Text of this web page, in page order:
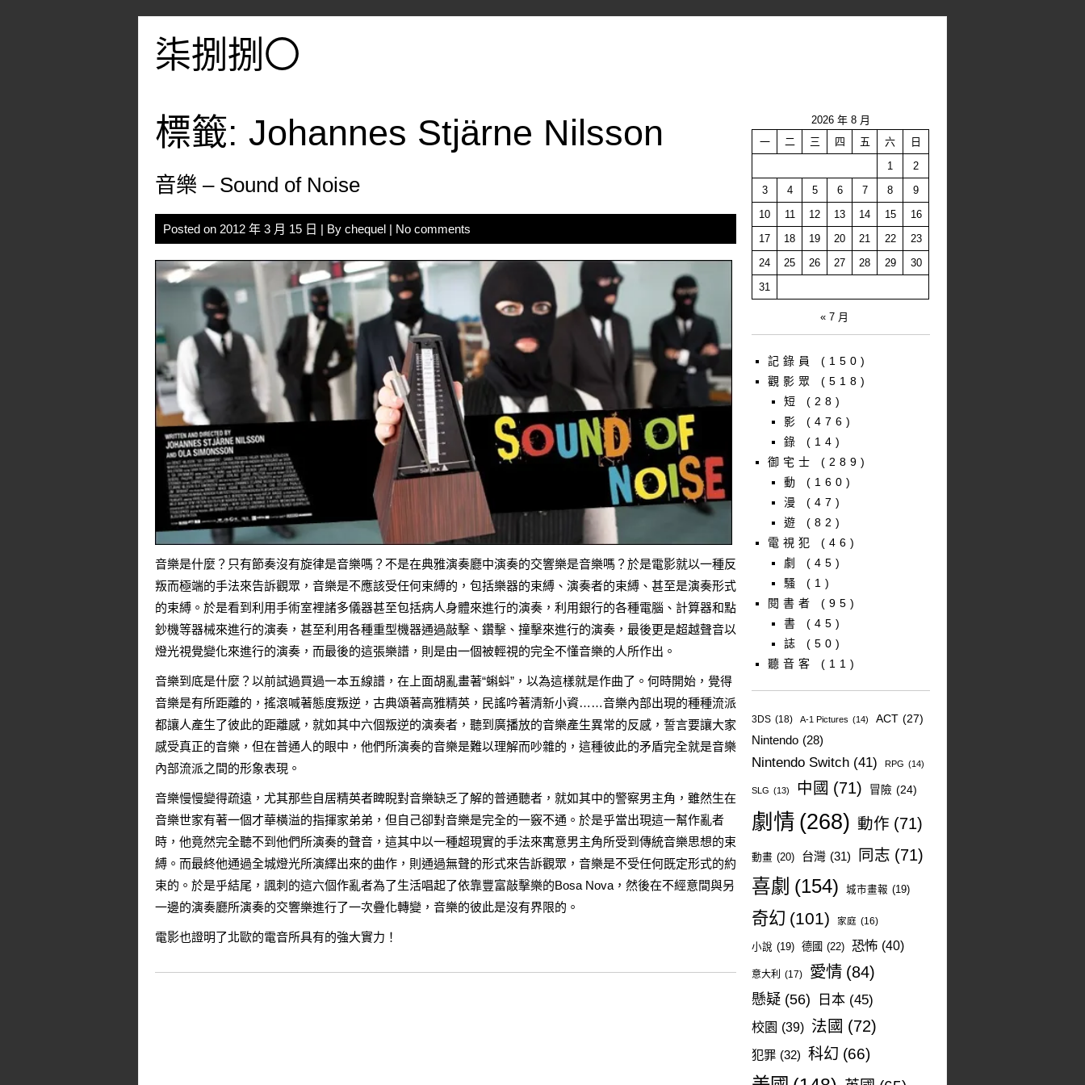
柒捌捌〇
標籤: Johannes Stjärne Nilsson
音樂 – Sound of Noise
Posted on 2012 年 3 月 15 日 | By chequel | No comments
音樂是什麼？只有節奏沒有旋律是音樂嗎？不是在典雅演奏廳中演奏的交響樂是音樂嗎？於是電影就以一種反
叛而極端的手法來告訴觀眾，音樂是不應該受任何束縛的，包括樂器的束縛、演奏者的束縛、甚至是演奏形式
的束縛。於是看到利用手術室裡諸多儀器甚至包括病人身體來進行的演奏，利用銀行的各種電腦、計算器和點
鈔機等器械來進行的演奏，甚至利用各種重型機器通過敲擊、鑽擊、撞擊來進行的演奏，最後更是超越聲音以
燈光視覺變化來進行的演奏，而最後的這張樂譜，則是由一個被輕視的完全不懂音樂的人所作出。
音樂到底是什麼？以前試過買過一本五線譜，在上面胡亂畫著“蝌蚪”，以為這樣就是作曲了。何時開始，覺得
音樂是有所距離的，搖滾喊著態度叛逆，古典頌著高雅精英，民謠吟著清新小資……音樂內部出現的種種流派
都讓人產生了彼此的距離感，就如其中六個叛逆的演奏者，聽到廣播放的音樂產生異常的反感，誓言要讓大家
感受真正的音樂，但在普通人的眼中，他們所演奏的音樂是難以理解而吵雜的，這種彼此的矛盾完全就是音樂
內部流派之間的形象表現。
音樂慢慢變得疏遠，尤其那些自居精英者睥睨對音樂缺乏了解的普通聽者，就如其中的警察男主角，雖然生在
音樂世家有著一個才華橫溢的指揮家弟弟，但自己卻對音樂是完全的一竅不通。於是乎當出現這一幫作亂者
時，他竟然完全聽不到他們所演奏的聲音，這其中以一種超現實的手法來寓意男主角所受到傳統音樂思想的束
縛。而最終他通過全城燈光所演繹出來的曲作，則通過無聲的形式來告訴觀眾，音樂是不受任何既定形式的約
束的。於是乎結尾，諷刺的這六個作亂者為了生活唱起了依靠豐富敲擊樂的Bosa Nova，然後在不經意間與另
一邊的演奏廳所演奏的交響樂進行了一次疊化轉變，音樂的彼此是沒有界限的。
電影也證明了北歐的電音所具有的強大實力！
2026 年 8 月
一
二 三 四 五 六
日
1
2
3
4 5 6 7 8
9
10
11 12 13 14 15
16
17
18 19 20 21 22
23
24
25 26 27 28 29
30
31
« 7 月
記錄員
(150)
觀影眾
(518)
短
(28)
影
(476)
錄
(14)
御宅士
(289)
動
(160)
漫
(47)
遊
(82)
電視犯
(46)
劇
(45)
騷
(1)
閱書者
(95)
書
(45)
誌
(50)
聽音客
(11)
3DS (18) A-1 Pictures (14) ACT (27)
Nintendo (28)
Nintendo Switch (41) RPG (14)
SLG (13) 中國 (71) 冒險 (24)
劇情 (268) 動作 (71)
動畫 (20) 台灣 (31) 同志 (71)
喜劇 (154) 城市畫報 (19)
奇幻 (101) 家庭 (16)
小說 (19) 德國 (22) 恐怖 (40)
意大利 (17) 愛情 (84)
懸疑 (56) 日本 (45)
校園 (39) 法國 (72)
犯罪 (32) 科幻 (66)